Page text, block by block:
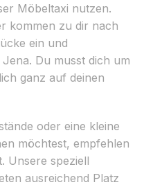
Möbeltaxi nutzen.
kommen zu dir nach
ein und
Du musst dich um
ganz auf deinen
oder eine kleine
möchtest, empfehlen
Unsere speziell
ausreichend Platz